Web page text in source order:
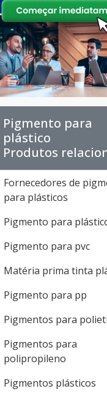
Pigmento para
plástico
Produtos
Fornecedores de
para plásticos
Pigmento para
Pigmento para pvc
Matéria prima tinta
Pigmento para pp
Pigmentos para
Pigmentos para
polipropileno
Pigmentos plásticos